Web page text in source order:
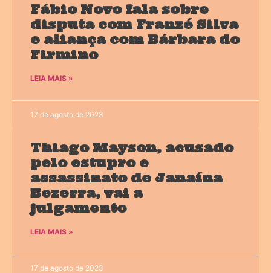
Fábio Novo fala sobre
disputa com Franzé Silva
e aliança com Bárbara do
Firmino
LEIA MAIS »
17 de agosto de 2023
Thiago Mayson, acusado
pelo estupro e
assassinato de Janaína
Bezerra, vai a
julgamento
LEIA MAIS »
17 de agosto de 2023